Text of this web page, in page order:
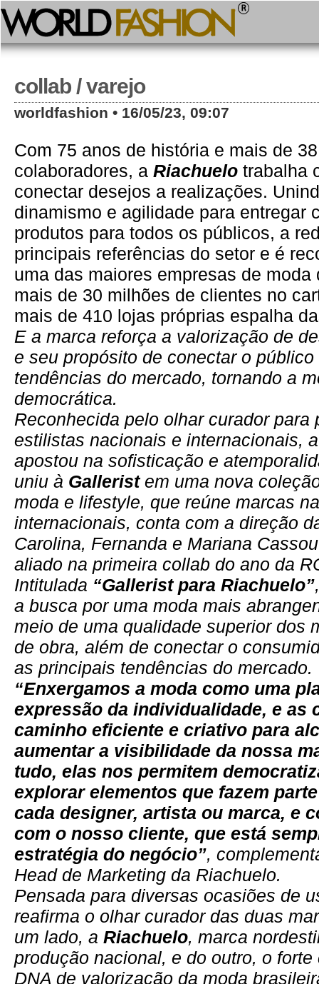
collab / varejo
worldfashion • 16/05/23, 09:07
Com 75 anos de história e mais de
colaboradores, a Riachuelo trabalha
conectar desejos a realizações.
dinamismo e agilidade para entregar
produtos para todos os públicos, a
principais referências do setor e é
uma das maiores empresas de moda
mais de 30 milhões de clientes no
mais de 410 lojas próprias espalha
E a marca reforça a valorização de
e seu propósito de conectar o
tendências do mercado, tornando a
democrática.
Reconhecida pelo olhar curador para
estilistas nacionais e internacionais,
apostou na sofisticação e
uniu à Galleristem uma nova
moda e lifestyle, que reúne marcas
internacionais, conta com a direção
Carolina, Fernanda e Mariana
aliado na primeira collab do ano da
Intitulada “Gallerist para Riachuelo”
a busca por uma moda mais
meio de uma qualidade superior dos
de obra, além de conectar o
as principais tendências do mercado.
“Enxergamos a moda como uma
expressão da individualidade, e as
caminho eficiente e criativo para
aumentar a visibilidade da nossa
tudo, elas nos permitem
explorar elementos que fazem
cada designer, artista ou marca, e
com o nosso cliente, que está
estratégia do negócio”,
Head de Marketing da Riachuelo.
Pensada para diversas ocasiões de
reafirma o olhar curador das duas
um lado, a Riachuelo, marca
produção nacional, e do outro, o
DNA de valorização da moda